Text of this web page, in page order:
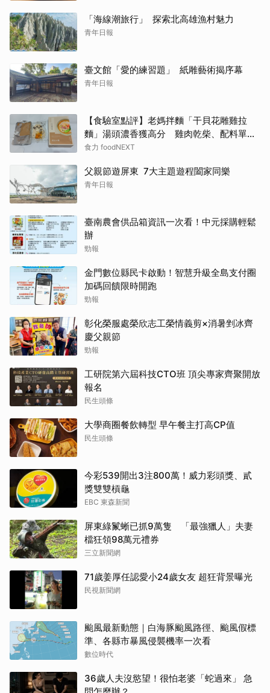
「海線潮旅行」 探索北高雄漁村魅力
青年日報
臺文館「愛的練習題」 紙雕藝術揭序幕
青年日報
【食驗室點評】老媽拌麵「干貝花雕雞拉
麵」湯頭濃香獲高分 雞肉乾柴、配料單調
成扣分點
食力 foodNEXT
父親節遊屏東 7大主題遊程闔家同樂
青年日報
臺南農會供品箱資訊一次看！中元採購輕鬆
辦
勁報
金門數位縣民卡啟動！智慧升級全島支付圈
加碼回饋限時開跑
勁報
彰化榮服處榮欣志工榮情義剪×消暑剉冰齊
慶父親節
勁報
工研院第六屆科技CTO班 頂尖專家齊聚開放
報名
民生頭條
大學商圈餐飲轉型 早午餐主打高CP值
民生頭條
今彩539開出3注800萬！威力彩頭獎、貳
獎雙雙槓龜
EBC 東森新聞
屏東綠鬣蜥已抓9萬隻 「最強獵人」夫妻
檔狂領98萬元禮券
三立新聞網
71歲姜厚任認愛小24歲女友 超狂背景曝光
民視新聞網
颱風最新動態｜白海豚颱風路徑、颱風假標
準、各縣市暴風侵襲機率一次看
數位時代
36歲人夫沒慾望！很怕老婆「蛇過來」 急